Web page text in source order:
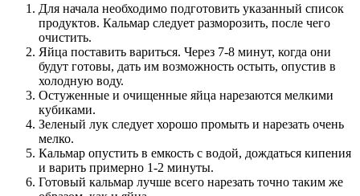
Для начала необходимо подготовить указанный список
продуктов. Кальмар следует разморозить, после чего
очистить.
Яйца поставить вариться. Через 7-8 минут, когда они
будут готовы, дать им возможность остыть, опустив в
холодную воду.
Остуженные и очищенные яйца нарезаются мелкими
кубиками.
Зеленый лук следует хорошо промыть и нарезать очень
мелко.
Кальмар опустить в емкость с водой, дождаться кипения
и варить примерно 1-2 минуты.
Готовый кальмар лучше всего нарезать точно таким же